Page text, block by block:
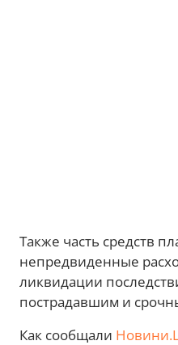
Также часть средств
непредвиденные
ликвидации
пострадавшим и
Как сообщали